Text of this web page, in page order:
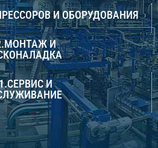
И ОБОРУДОВАНИЯ
И
И